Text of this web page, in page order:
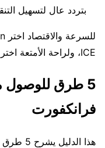
بتردد عال لتسهيل
ICE، ولراحة الأمتعة اختر التاكسي.
5 طرق للوصول
فرانكفورت
هذا